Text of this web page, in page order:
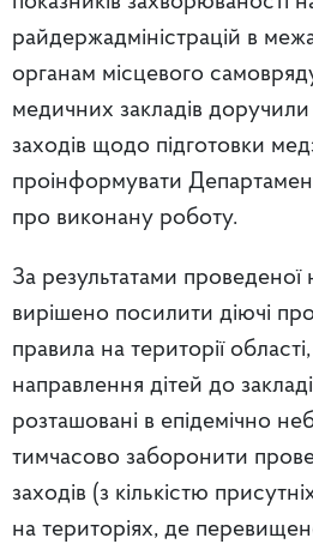
райдержадміністрацій в
органам місцевого
медичних закладів
заходів щодо підготовки
проінформувати
про виконану роботу.
За результатами
вирішено посилити діючі
правила на території
направлення дітей до
розташовані в епідемічно
тимчасово заборонити
заходів (з кількістю
на територіях, де